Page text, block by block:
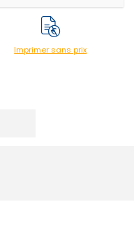
Imprimer sans prix